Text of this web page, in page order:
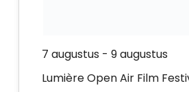
7 augustus - 9 augustus
Lumière Open Air Film